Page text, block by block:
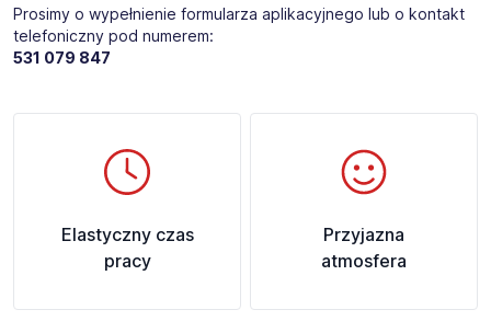
Prosimy o wypełnienie formularza aplikacyjnego lub o kontakt
telefoniczny pod numerem:
531 079 847​
Elastyczny czas
pracy
Przyjazna
atmosfera